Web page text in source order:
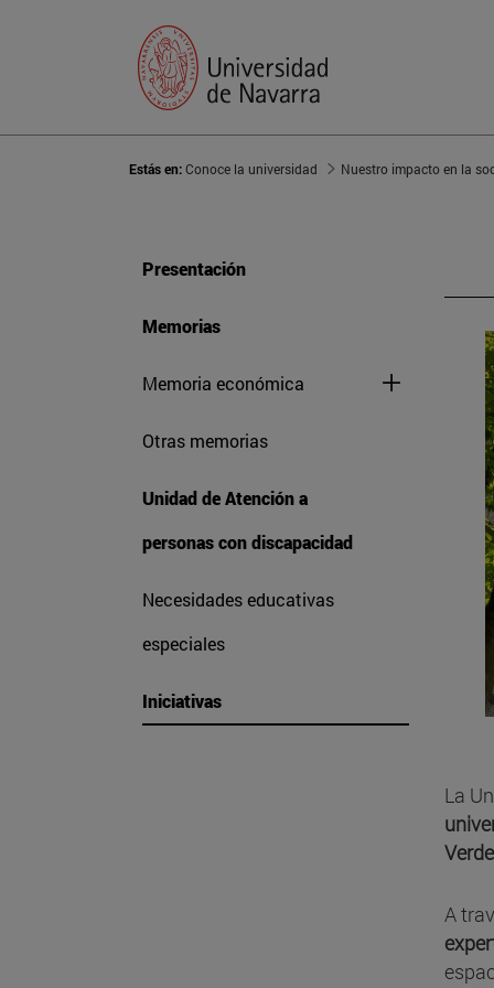
Estás en:Conoce la universidad Nuestro impacto en la
Presentación
Memorias
Memoria económica
Otras memorias
Unidad de Atención a
personas con discapacidad
Necesidades educativas
especiales
Iniciativas
La
A